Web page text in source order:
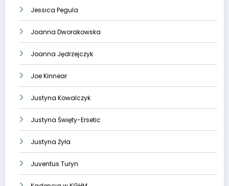
Jessica Pegula
Joanna Dworakowska
Joanna Jędrzejczyk
Joe Kinnear
Justyna Kowalczyk
Justyna Święty-Ersetic
Justyna Żyła
Juventus Turyn